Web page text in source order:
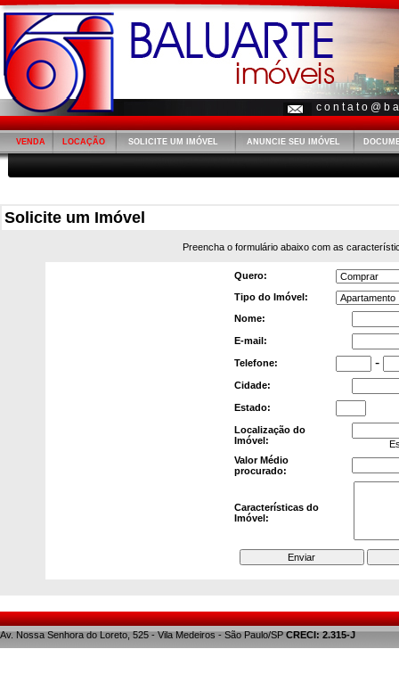
c o n t a t o @ b
VENDA LOCAÇÃO SOLICITE UM IMÓVEL ANUNCIE SEU IMÓVEL
Solicite um Imóvel
Preencha o formulário abaixo com as
Quero:
Tipo do Imóvel:
Nome:
E-mail:
Telefone: -
Cidade:
Estado:
Localização do
Imóvel:
Valor Médio
procurado:
Características do
Imóvel:
Av. Nossa Senhora do Loreto, 525 - Vila Medeiros - São Paulo/SPCRECI: 2.315-J